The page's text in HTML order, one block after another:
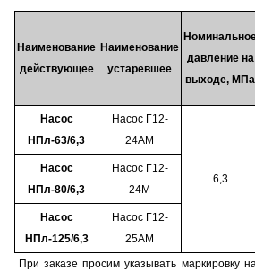
Наименование
действующее
Наименование
устаревшее
давление на
выходе, МПа
Насос
НПл-63/6,3
Насос Г12-
24АМ
6,3
Насос
НПл-80/6,3
Насос Г12-
24М
Насос
НПл-125/6,3
Насос Г12-
25АМ
При заказе просим указывать маркировку